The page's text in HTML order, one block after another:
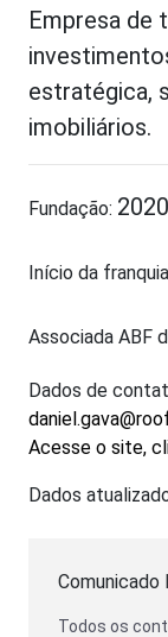
Empresa de
estratégica,
imobiliários.
Fundação: 2020
Início da
Associada ABF
Dados de
Acesse o site,
Dados
Comunicado
Todos os